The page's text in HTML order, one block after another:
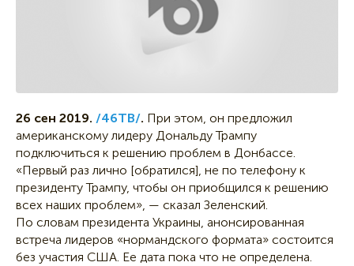
26 сен 2019. /46ТВ/. При этом, он предложил
американскому лидеру Дональду Трампу
подключиться к решению проблем в Донбассе.
«Первый раз лично [обратился], не по телефону к
президенту Трампу, чтобы он приобщился к решению
всех наших проблем», — сказал Зеленский.
По словам президента Украины, анонсированная
встреча лидеров «нормандского формата» состоится
без участия США. Ее дата пока что не определена.